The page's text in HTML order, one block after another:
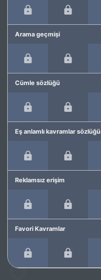
Arama geçmişi
Cümle sözlüğü
Eş anlamlı kavramlar sözlüğü
Reklamsız erişim
Favori Kavramlar